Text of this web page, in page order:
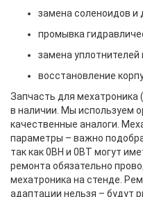
замена соленоидов и
промывка
замена уплотнителей
восстановление
Запчасть для мехатроника
в наличии. Мы используем
качественные аналоги.
параметры – важно
так как 0BH и 0BT могут
ремонта обязательно
мехатроника на стенде.
адаптации нельзя – будут